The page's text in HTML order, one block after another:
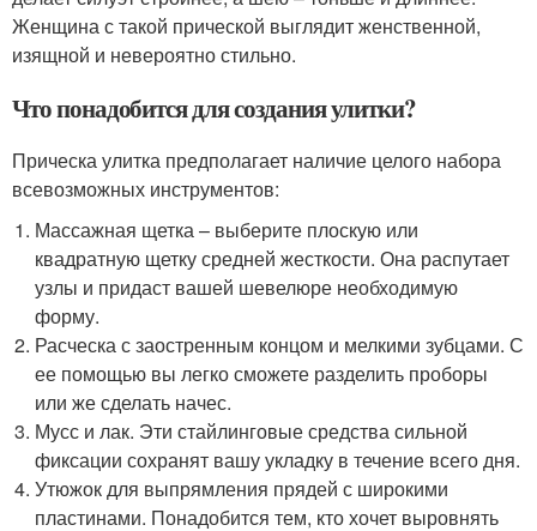
Женщина с такой прической выглядит женственной,
изящной и невероятно стильно.
Что понадобится для создания улитки?
Прическа улитка предполагает наличие целого набора
всевозможных инструментов:
Массажная щетка – выберите плоскую или
квадратную щетку средней жесткости. Она распутает
узлы и придаст вашей шевелюре необходимую
форму.
Расческа с заостренным концом и мелкими зубцами. С
ее помощью вы легко сможете разделить проборы
или же сделать начес.
Мусс и лак. Эти стайлинговые средства сильной
фиксации сохранят вашу укладку в течение всего дня.
Утюжок для выпрямления прядей с широкими
пластинами. Понадобится тем, кто хочет выровнять